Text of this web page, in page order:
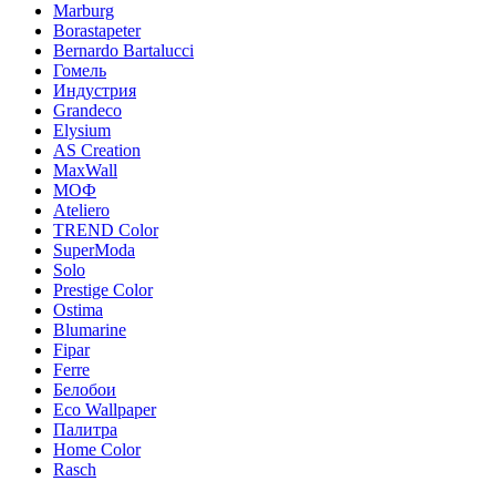
Marburg
Borastapeter
Bernardo Bartalucci
Гомель
Индустрия
Grandeco
Elysium
AS Creation
MaxWall
МОФ
Ateliero
TREND Color
SuperModa
Solo
Prestige Color
Ostima
Blumarine
Fipar
Ferre
Белобои
Eco Wallpaper
Палитра
Home Color
Rasch